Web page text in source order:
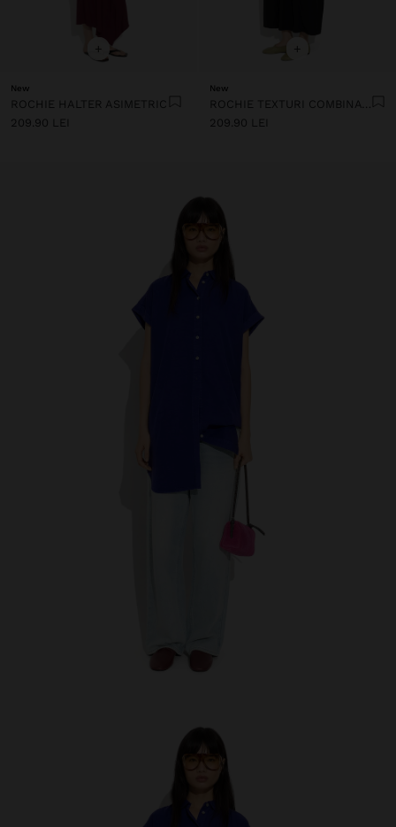
+
New
ROCHIE HALTER ASIMETRIC
209.90 LEI
+
New
209.90 LEI